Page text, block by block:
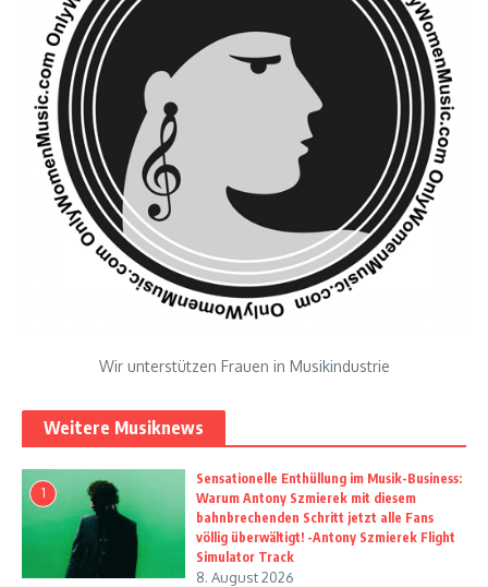
Wir unterstützen Frauen in Musikindustrie
Weitere Musiknews
1
Sensationelle Enthüllung im Musik-Business:
Warum Antony Szmierek mit diesem
bahnbrechenden Schritt jetzt alle Fans
völlig überwältigt! -Antony Szmierek Flight
Simulator Track
8. August 2026